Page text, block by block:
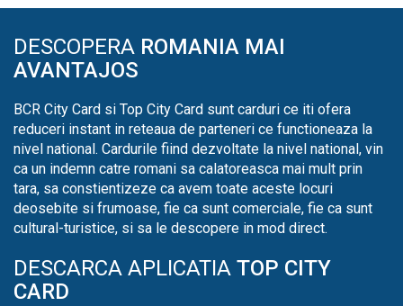
DESCOPERA ROMANIA MAI
AVANTAJOS
BCR City Card si Top City Card sunt carduri ce iti ofera
reduceri instant in reteaua de parteneri ce functioneaza la
nivel national. Cardurile fiind dezvoltate la nivel national, vin
ca un indemn catre romani sa calatoreasca mai mult prin
tara, sa constientizeze ca avem toate aceste locuri
deosebite si frumoase, fie ca sunt comerciale, fie ca sunt
cultural-turistice, si sa le descopere in mod direct.
DESCARCA APLICATIA TOP CITY
CARD